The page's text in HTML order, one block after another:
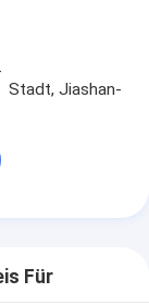
Stadt, Jiashan-
Für